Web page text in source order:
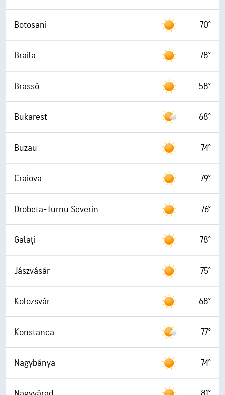
Botosani 70°
Braila 78°
Brassó 58°
Bukarest 68°
Buzau 74°
Craiova 79°
Drobeta-Turnu Severin 76°
Galați 78°
Jászvásár 75°
Kolozsvár 68°
Konstanca 77°
Nagybánya 74°